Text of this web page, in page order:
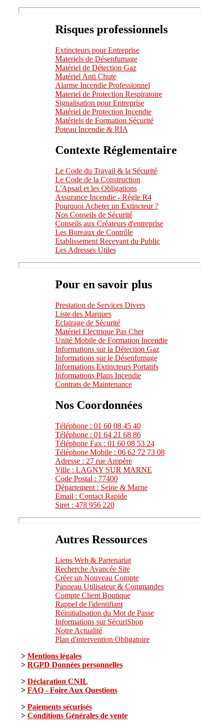
Risques professionnels
Extincteurs pour Entreprise
Materiels de Désenfumage
Matériel de Détection Gaz
Matériel Anti Chute
Alarme Incendie Professionnel
Materiel de Protection Respiratoire
Signalisation pour Entreprise
Matériel de Protection Incendie
Matériels de Formation Sécurité
Poteau Incendie & RIA
Contexte Réglementaire
Le Code du Travail & la Sécurité
Le Code de la Construction
L'Apsad et les Obligations
Assurance Incendie - Régle R4
Pourquoi Acheter un Extincteur ?
Nos Conseils de Sécurité
Conseils aux Créateurs d'entreprise
Les Bureaux de Contrôle
Etablissement Recevant du Public
Les Adresses Utiles
Pour en savoir plus
Prestation de Services Divers
Liste des Marques
Eclairage de Sécurité
Matériel Electrique Pas Cher
Unité Mobile de Formation Incendie
Informations sur la Détection Gaz
Informations sur le Désenfumage
Informations Extincteurs Portatifs
Informations Plans Incendie
Contrats de Maintenance
Nos Coordonnées
Téléphone : 01 60 08 45 40
Téléphone : 01 64 21 68 86
Téléphone Fax : 01 60 08 53 24
Téléphone Mobile : 06 62 72 73 08
Adresse : 27 rue Ampère
Ville : LAGNY SUR MARNE
Code Postal : 77400
Département : Seine & Marne
Email : Contact Rapide
Siret : 478 956 220
Autres Ressources
Liens Web & Partenariat
Recherche Avancée Site
Créer un Nouveau Compte
Panneau Utilisateur & Commandes
Compte Client Boutique
Rappel de l'identifiant
Réinitialisation du Mot de Passe
Informations sur SécuriShop
Notre Actualité
Plan d'intervention Obligatoire
> Mentions légales
> RGPD Données personnelles
> Déclaration CNIL
> FAQ - Foire Aux Questions
> Paiements sécurisés
> Conditions Générales de vente